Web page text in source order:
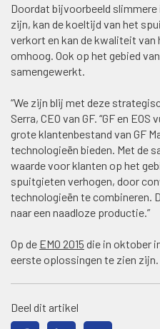
Doordat bijvoorbeeld
zijn, kan de koeltijd van het
verkort en kan de kwaliteit van
omhoog. Ook op het gebied
samengewerkt.
“We zijn blij met deze
Serra, CEO van GF. “GF en
grote klantenbestand van GF
technologieën bieden. Met de
waarde voor klanten op het
spuitgieten verhogen, door
technologieën te combineren.
naar een naadloze productie.”
Op de EMO 2015 die in oktober
eerste oplossingen te zien zijn.
Deel dit artikel